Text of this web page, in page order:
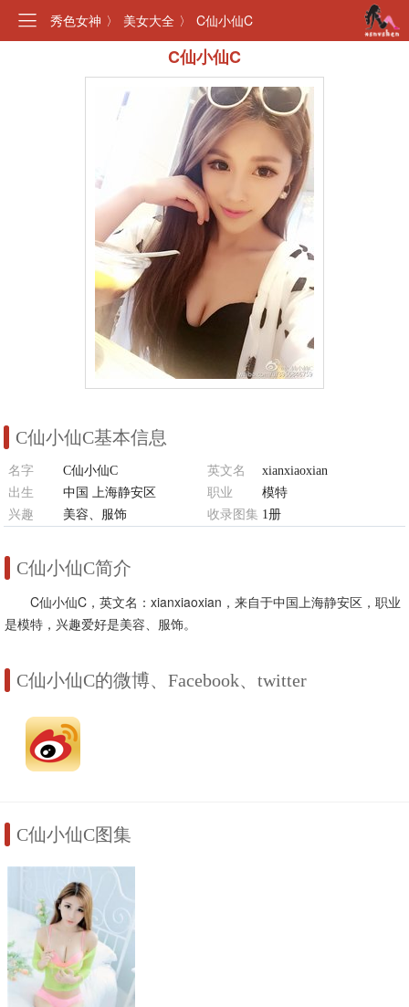
秀色女神 〉 美女大全 〉 C仙小仙C
C仙小仙C
C仙小仙C基本信息
名字 C仙小仙C 英文名
xianxiaoxian
出生
中国 上海静安区 职业
模特
兴趣
美容、服饰 收录图集 1册
C仙小仙C简介
C仙小仙C，英文名：xianxiaoxian，来自于中国上海静安区，职业
是模特，兴趣爱好是美容、服饰。
C仙小仙C的微博、Facebook、twitter
C仙小仙C图集